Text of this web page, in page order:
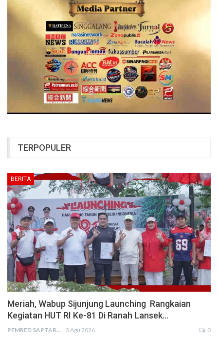
TERPOPULER
BERITA
Meriah, Wabup Sijunjung Launching Rangkaian
Kegiatan HUT RI Ke-81 Di Ranah Lansek…
PEMRED SAPTARIUS 3 Agu 2026 0